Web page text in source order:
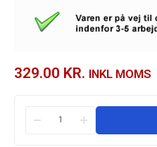
329.00 KR. INKL MOMS